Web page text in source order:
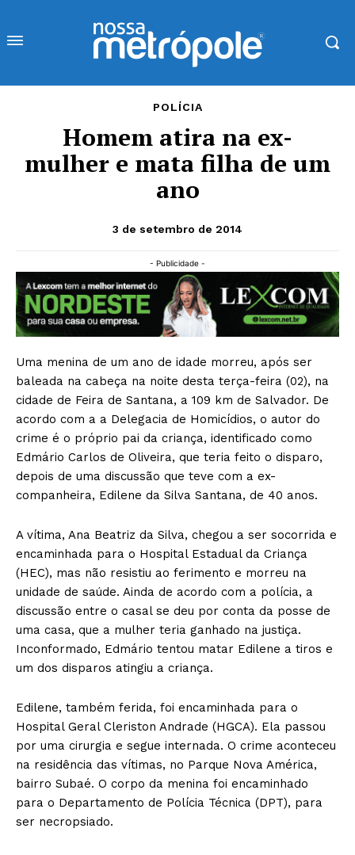
POLÍCIA
Homem atira na ex-
mulher e mata filha de um
ano
3 de setembro de 2014
- Publicidade -
Uma menina de um ano de idade morreu, após ser
baleada na cabeça na noite desta terça-feira (02), na
cidade de Feira de Santana, a 109 km de Salvador. De
acordo com a a Delegacia de Homicídios, o autor do
crime é o próprio pai da criança, identificado como
Edmário Carlos de Oliveira, que teria feito o disparo,
depois de uma discussão que teve com a ex-
companheira, Edilene da Silva Santana, de 40 anos.
A vítima, Ana Beatriz da Silva, chegou a ser socorrida e
encaminhada para o Hospital Estadual da Criança
(HEC), mas não resistiu ao ferimento e morreu na
unidade de saúde. Ainda de acordo com a polícia, a
discussão entre o casal se deu por conta da posse de
uma casa, que a mulher teria ganhado na justiça.
Inconformado, Edmário tentou matar Edilene a tiros e
um dos disparos atingiu a criança.
Edilene, também ferida, foi encaminhada para o
Hospital Geral Cleriston Andrade (HGCA). Ela passou
por uma cirurgia e segue internada. O crime aconteceu
na residência das vítimas, no Parque Nova América,
bairro Subaé. O corpo da menina foi encaminhado
para o Departamento de Polícia Técnica (DPT), para
ser necropsiado.